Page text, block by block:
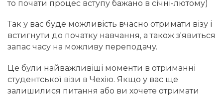
то почати процес вступу бажано в січні-лютому)
Так у вас буде можливість вчасно отримати візу і
встигнути до початку навчання, а також з'явиться
запас часу на можливу переподачу.
Це були найважливіші моменти в отриманні
студентської візи в Чехію. Якщо у вас ще
залишилися питання або ви хочете отримати